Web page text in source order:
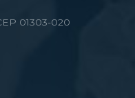
01303-020